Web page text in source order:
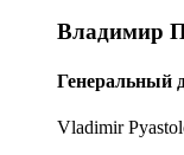
Владимир
Генеральный
Vladimir